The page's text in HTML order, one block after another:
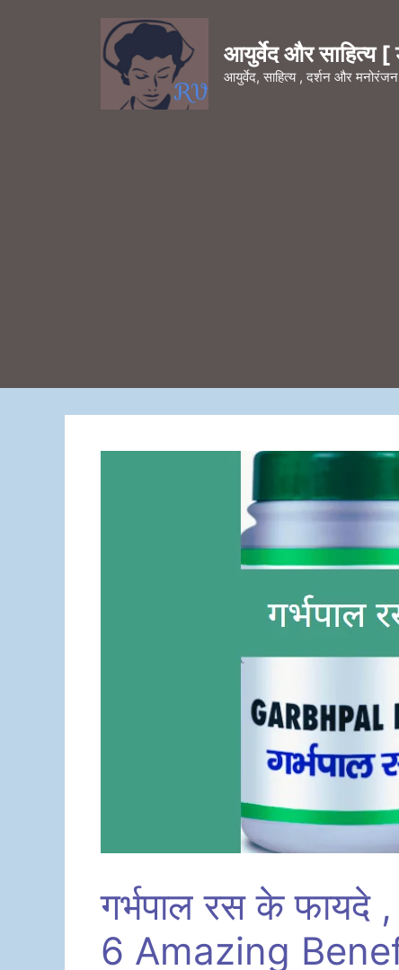
आयुर्वेद और साहित्य [
आयुर्वेद, साहित्य , दर्शन और
गर्भपाल रस के फायदे
6 Amazing